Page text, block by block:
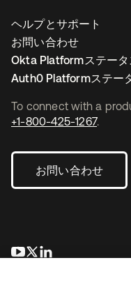
To connect with a
+1-800-425-1267.
お問い合わせ
新しいタブで開く
新しいタブで開く
ヘルプとサポート
お問い合わせ
Okta Platformステータ
Auth0 Platformステー